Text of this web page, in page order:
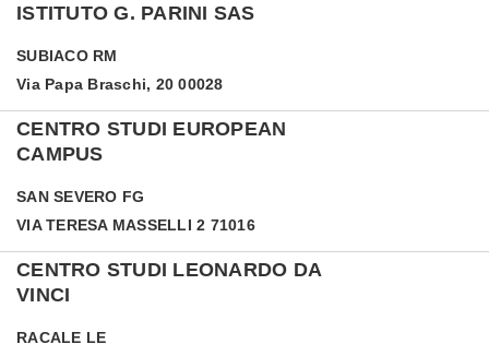
ISTITUTO G. PARINI SAS
SUBIACO RM
Via Papa Braschi, 20 00028
CENTRO STUDI EUROPEAN
CAMPUS
SAN SEVERO FG
VIA TERESA MASSELLI 2 71016
CENTRO STUDI LEONARDO DA
VINCI
RACALE LE